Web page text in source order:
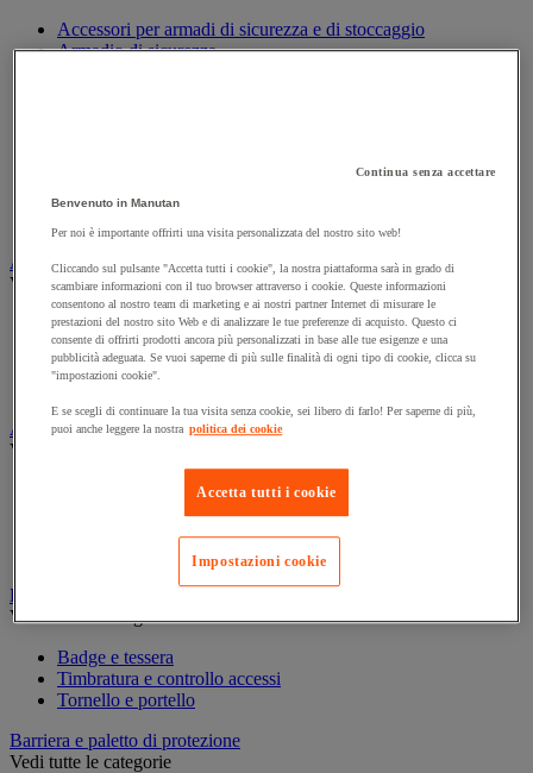
Accessori per armadi di sicurezza e di stoccaggio
Armadio di sicurezza
Casse di ventilazione e filtri
Assorbente industriale
Vedi tutte le categorie
Assorbente
Barriera anti-inquinamento e sistema di deviazione delle
perdite
Contenitore e solvente per sgrassaggio
Attrezzatura e mobili per studi medici
Vedi tutte le categorie
Armadietto pronto soccorso
Lettino, paravento e sedia per studi medici
Materiale per diagnosi di medicina generale
Mobili e forniture per studi medici
Badge e timbratura
Vedi tutte le categorie
Badge e tessera
Timbratura e controllo accessi
Tornello e portello
Barriera e paletto di protezione
Vedi tutte le categorie
Continua senza accettare
Benvenuto in Manutan
Per noi è importante offrirti una visita personalizzata del nostro sito web!
Cliccando sul pulsante "Accetta tutti i cookie", la nostra piattaforma sarà in grado di
scambiare informazioni con il tuo browser attraverso i cookie. Queste informazioni
consentono al nostro team di marketing e ai nostri partner Internet di misurare le
prestazioni del nostro sito Web e di analizzare le tue preferenze di acquisto. Questo ci
consente di offrirti prodotti ancora più personalizzati in base alle tue esigenze e una
pubblicità adeguata. Se vuoi saperne di più sulle finalità di ogni tipo di cookie, clicca su
"impostazioni cookie".
E se scegli di continuare la tua visita senza cookie, sei libero di farlo! Per saperne di più,
puoi anche leggere la nostra politica dei cookie
Accetta tutti i cookie
Impostazioni cookie